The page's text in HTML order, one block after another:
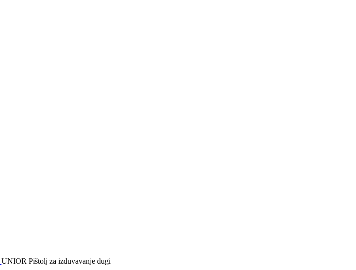
UNIOR Pištolj za izduvavanje dugi